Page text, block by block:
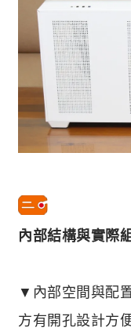
內部結構與實際
▼內部空間與配
方有開孔設計方